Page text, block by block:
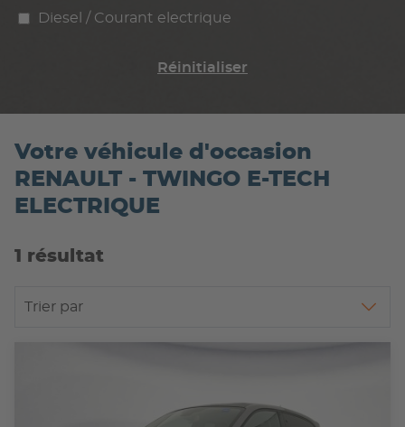
Diesel / Courant electrique
Réinitialiser
Votre véhicule d'occasion
RENAULT - TWINGO E-TECH
ELECTRIQUE
1 résultat
Trier par